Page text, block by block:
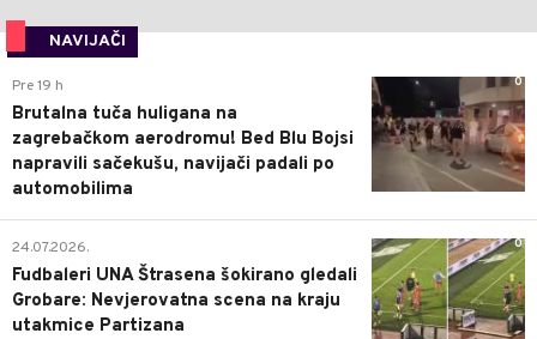
NAVIJAČI
0
Pre 19 h
Brutalna tuča huligana na
zagrebačkom aerodromu! Bed Blu Bojsi
napravili sačekušu, navijači padali po
automobilima
0
24.07.2026.
Fudbaleri UNA Štrasena šokirano gledali
Grobare: Nevjerovatna scena na kraju
utakmice Partizana